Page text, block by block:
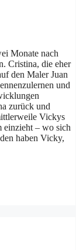
Monate nach
Cristina, die eher
den Maler Juan
und
zurück und
Vickys
einzieht – wo sich
haben Vicky,